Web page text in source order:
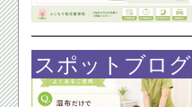
スポットブログ